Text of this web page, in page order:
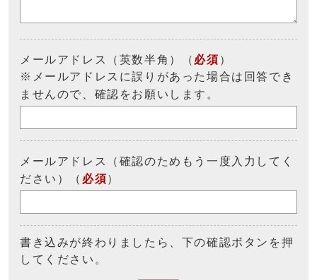
メールアドレス（英数半角）（ 必須 ）
※メールアドレスに誤りがあった場合は回答でき
ませんので、確認をお願いします。
メールアドレス（確認のためもう一度入力してく
ださい）（ 必須）
書き込みが終わりましたら、下の確認ボタンを押
してください。